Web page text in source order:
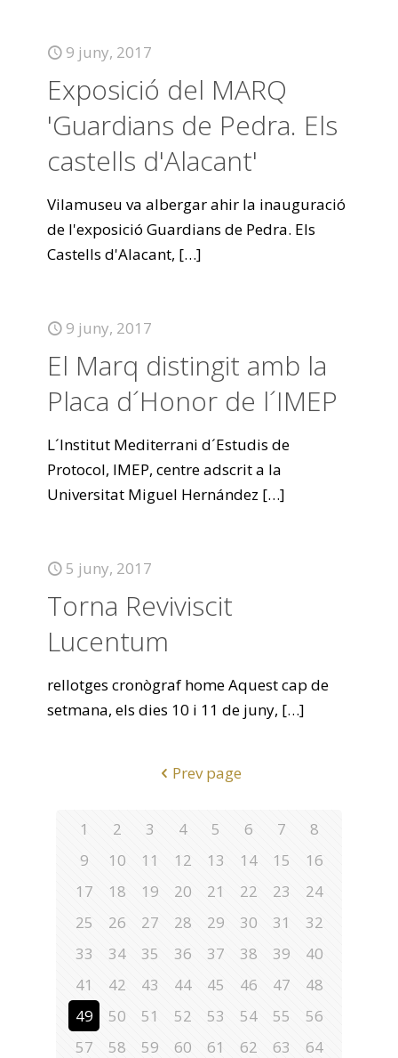
9 juny, 2017
Exposició del MARQ
'Guardians de Pedra. Els
castells d'Alacant'
Vilamuseu va albergar ahir la inauguració
de l'exposició Guardians de Pedra. Els
Castells d'Alacant, […]
9 juny, 2017
El Marq distingit amb la
Placa d´Honor de l´IMEP
L´Institut Mediterrani d´Estudis de
Protocol, IMEP, centre adscrit a la
Universitat Miguel Hernández […]
5 juny, 2017
Torna Reviviscit
Lucentum
rellotges cronògraf home Aquest cap de
setmana, els dies 10 i 11 de juny, […]
Prev page
1 2 3 4 5 6 7
8
9
10 11 12 13 14 15
16
17
18 19 20 21 22 23
24
25
26 27 28 29 30 31
32
33
34 35 36 37 38 39
40
41
42 43 44 45 46 47
48
49
50 51 52 53 54 55
56
57
58 59 60 61 62 63
64